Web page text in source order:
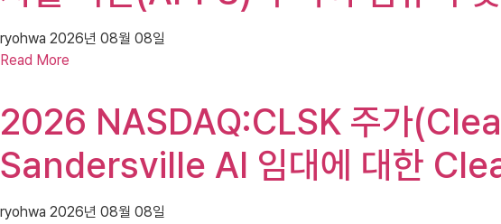
ryohwa 2026년 08월 08일
Read More
2026 NASDAQ:CLSK 주가
Sandersville AI 임대에 대한
ryohwa 2026년 08월 08일